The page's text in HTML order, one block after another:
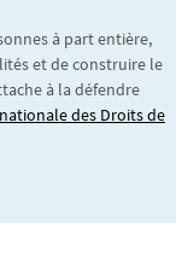
à part entière,
et de construire le
à la défendre
des Droits de